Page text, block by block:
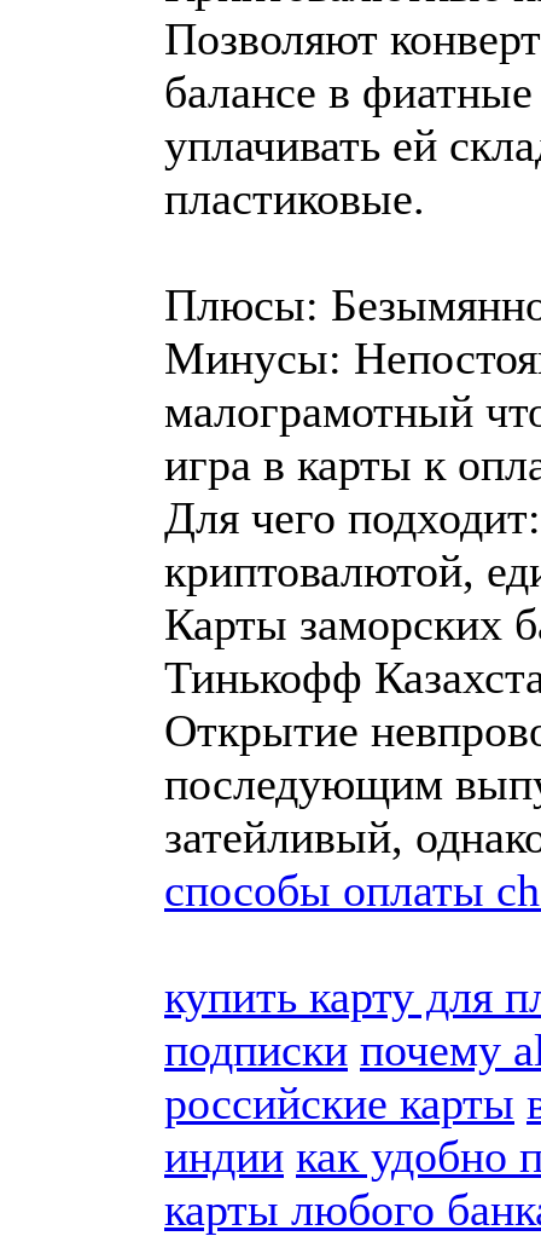
Позволяют
балансе в
уплачивать ей
пластиковые.
Плюсы:
Минусы:
малограмотный
игра в карты к
Для чего
криптовалютой,
Карты заморских
Тинькофф
Открытие
последующим
затейливый,
способы оплаты
купить карту для
подписки почему
российские карты
индии как удобно
карты любого